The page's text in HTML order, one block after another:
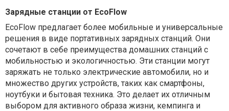
Зарядные станции от EcoFlow
EcoFlow предлагает более мобильные и универсальные
решения в виде портативных зарядных станций. Они
сочетают в себе преимущества домашних станций с
мобильностью и экологичностью. Эти станции могут
заряжать не только электрические автомобили, но и
множество других устройств, таких как смартфоны,
ноутбуки и бытовая техника. Это делает их отличным
выбором для активного образа жизни, кемпинга и